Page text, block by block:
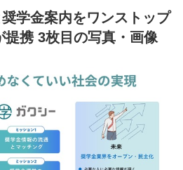
学金案内をワンストップ
携 3枚目の写真・画像